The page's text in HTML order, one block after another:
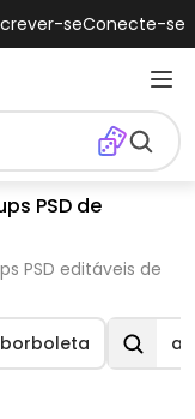
seConecte-se
PSD de
PSD editáveis de